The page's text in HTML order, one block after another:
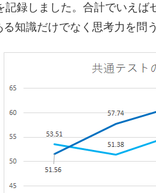
記録しました。合計でいえば
る知識だけでなく思考力を問